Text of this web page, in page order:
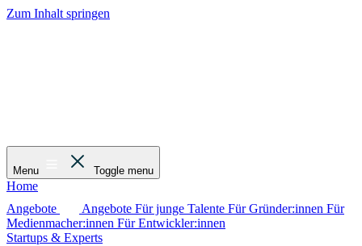
Zum Inhalt springen
Menu Toggle menu
Home
Angebote
Angebote Für junge Talente Für Gründer:innen Für
Medienmacher:innen Für Entwickler:innen
Startups & Experts